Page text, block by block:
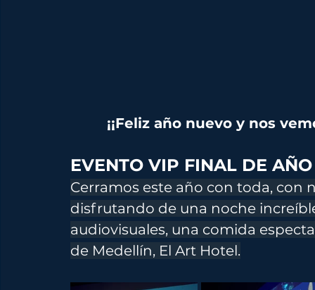
¡¡Feliz año nuevo y nos
EVENTO VIP FINAL DE
Cerramos este año con toda,
disfrutando de una noche
audiovisuales, una comida
de Medellín, El Art Hotel.